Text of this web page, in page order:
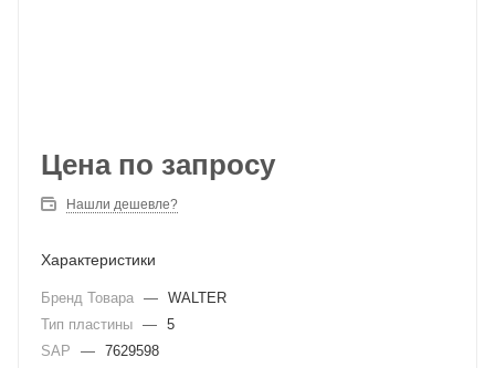
Цена по запросу
Нашли дешевле?
Характеристики
Бренд Товара — WALTER
Тип пластины — 5
SAP
— 7629598